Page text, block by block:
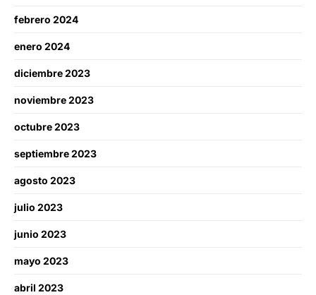
febrero 2024
enero 2024
diciembre 2023
noviembre 2023
octubre 2023
septiembre 2023
agosto 2023
julio 2023
junio 2023
mayo 2023
abril 2023